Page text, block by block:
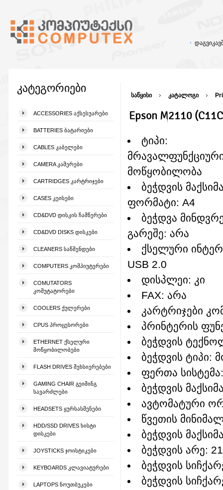
კატეგორიები
ACCESSORIES ᲐᲥᲡᲔᲡᲣᲐᲠᲔᲑᲘ
BATTERIES ᲑᲐᲢᲐᲠᲘᲔᲑᲘ
CABLES ᲙᲐᲑᲔᲚᲔᲑᲘ
CAMERA ᲙᲐᲛᲔᲠᲔᲑᲘ
CARTRIDGES ᲙᲐᲠᲢᲠᲘᲯᲔᲑᲘ
CASES ᲙᲔᲘᲡᲔᲑᲘ
CD&DVD ᲓᲘᲡᲙᲘᲡ ᲩᲐᲛᲬᲔᲠᲔᲑᲘ
CD&DVD DISKS ᲓᲘᲡᲙᲔᲑᲘ
CLEANERS ᲡᲐᲬᲛᲔᲜᲓᲔᲑᲘ
COMPUTERS ᲙᲝᲛᲞᲘᲣᲢᲔᲠᲔᲑᲘ
COMUTATORS
ᲙᲝᲛᲣᲢᲐᲢᲝᲠᲔᲑᲘ
COOLERS ᲥᲣᲚᲔᲠᲔᲑᲘ
CPUS ᲞᲠᲝᲪᲔᲡᲝᲠᲔᲑᲘ
ETHERNET ᲥᲡᲔᲚᲣᲠᲘ
ᲛᲝᲬᲧᲝᲑᲘᲚᲝᲑᲔᲑᲘ
FLASH DRIVES ᲛᲔᲮᲡᲘᲔᲠᲔᲑᲔᲑᲘ
GAMING CHAIR ᲒᲔᲘᲛᲘᲜᲒ
ᲡᲐᲕᲐᲠᲫᲚᲔᲑᲘ
HEADSETS ᲧᲣᲠᲡᲐᲡᲛᲔᲜᲔᲑᲘ
HDD/SSD DRIVES ᲮᲘᲡᲢᲘ
ᲓᲘᲡᲙᲔᲑᲘ
JOYSTICKS ᲯᲝᲘᲡᲢᲘᲙᲔᲑᲘ
KEYBOARDS ᲙᲚᲐᲕᲘᲐᲢᲣᲠᲔᲑᲘ
LAPTOPS ᲜᲝᲣᲗᲑᲣᲙᲔᲑᲘ
საწყისი კატალოგი
Epson M2110
ტიპი:
მოწყობილობა
ბეჭდვის
ფორმატი: A4
ბეჭდვა
გარეშე: არა
ქსელური
USB 2.0
დისპლეი: კი
FAX: არა
კარტრიჯები
პრინტერის
ბეჭდვის
ბეჭდვის ტიპი:
ფერთა
ბეჭდვის
ავტომატური
წვეთის
ბეჭდვის
ბეჭდვის არე:
ბეჭდვის
ბეჭდვის